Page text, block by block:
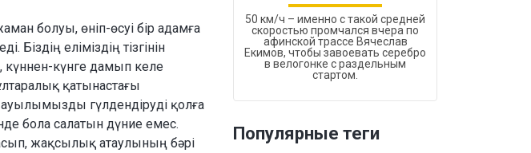
болуы, өніп-өсуі бір адамға
еліміздің тізгінін
күннен-күнге дамып келе
қатынастағы
ауылымызды гүлдендіруді қолға
бола салатын дүние емес.
жақсылық атаулының бәрі
50 км/ч – именно с такой средней
скоростью промчался вчера по
афинской трассе Вячеслав
Екимов, чтобы завоевать серебро
в велогонке с раздельным
стартом.
Популярные теги